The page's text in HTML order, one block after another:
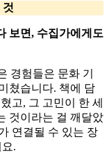
것
보면, 수집가에게도
경험들은 문화 기
쳤습니다. 책에 담
고, 그 고민이 한 세
것이라는 걸 깨달았
연결될 수 있는 장
.